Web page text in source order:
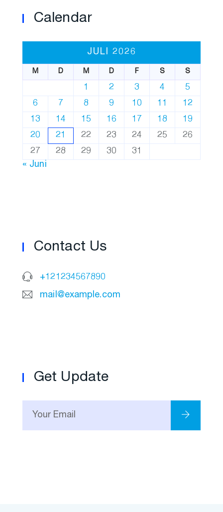
Calendar
JULI 2026
M D M D F S S
1 2 3 4
5
6
7 8 9 10 11
12
13
14 15 16 17 18
19
20
21 22 23 24 25
26
27
28 29 30
31
« Juni
Contact Us
+121234567890
mail@example.com
Get Update